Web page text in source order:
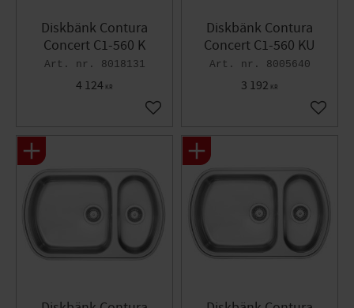
Diskbänk Contura
Concert C1-560 K
8018131
4 124 KR
Lägg till i favoriter
Diskbänk Contura
Concert C1-560 KU
8005640
3 192 KR
Lägg